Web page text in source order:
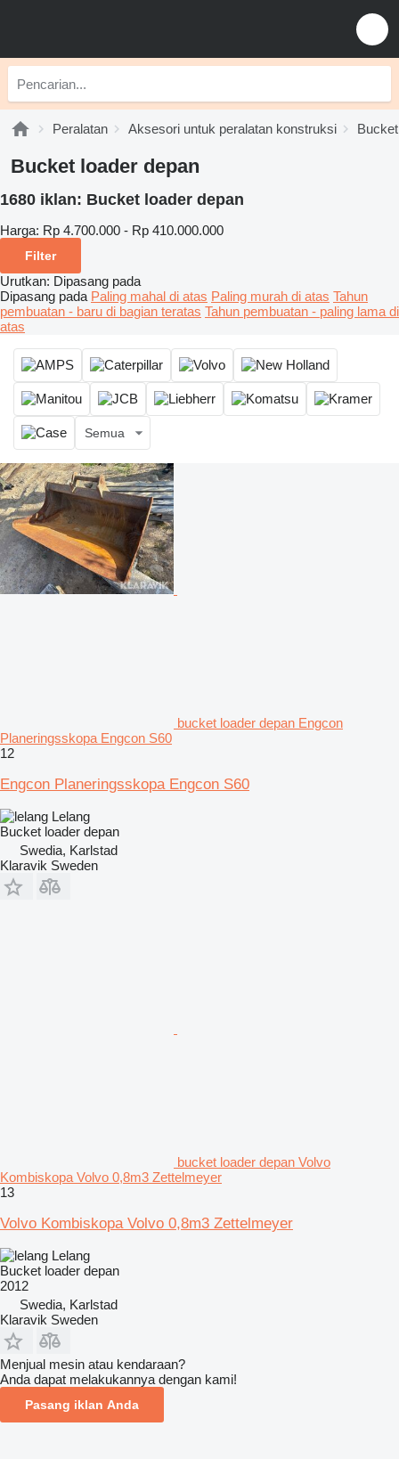
Peralatan Aksesori untuk peralatan konstruksi Bucket
Bucket loader depan
1680 iklan: Bucket loader depan
Harga: Rp 4.700.000 - Rp 410.000.000
Filter
Urutkan: Dipasang pada
Dipasang pada Paling mahal di atas Paling murah di atas Tahun
pembuatan - baru di bagian teratas Tahun pembuatan - paling lama di
atas
Semua
bucket loader depan Engcon
Planeringsskopa Engcon S60
12
Engcon Planeringsskopa Engcon S60
Lelang
Bucket loader depan
Swedia, Karlstad
Klaravik Sweden
bucket loader depan Volvo
Kombiskopa Volvo 0,8m3 Zettelmeyer
13
Volvo Kombiskopa Volvo 0,8m3 Zettelmeyer
Lelang
Bucket loader depan
2012
Swedia, Karlstad
Klaravik Sweden
Menjual mesin atau kendaraan?
Anda dapat melakukannya dengan kami!
Pasang iklan Anda